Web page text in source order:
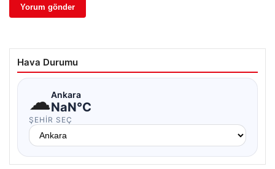
Hava Durumu
☁Ankara
NaN°C
ŞEHIR SEÇ